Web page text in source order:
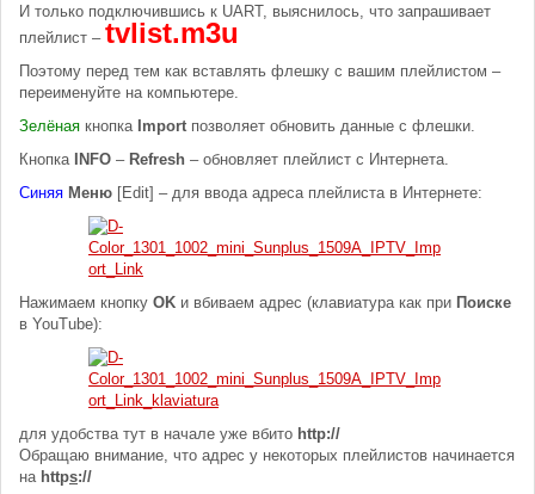
И только подключившись к UART, выяснилось, что запрашивает
плейлист – tvlist.m3u
Поэтому перед тем как вставлять флешку с вашим плейлистом –
переименуйте на компьютере.
Зелёная кнопка Import позволяет обновить данные с флешки.
Кнопка INFO – Refresh – обновляет плейлист с Интернета.
Синяя Меню [Edit] – для ввода адреса плейлиста в Интернете:
Нажимаем кнопку OK и вбиваем адрес (клавиатура как при Поиске
в YouTube):
для удобства тут в начале уже вбито http://
Обращаю внимание, что адрес у некоторых плейлистов начинается
на https://